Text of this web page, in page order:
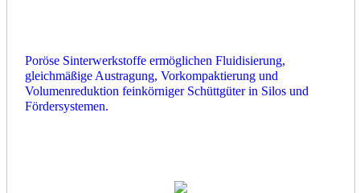
Poröse Sinterwerkstoffe ermöglichen Fluidisierung,
gleichmäßige Austragung, Vorkompaktierung und
Volumenreduktion feinkörniger Schüttgüter in Silos und
Fördersystemen.